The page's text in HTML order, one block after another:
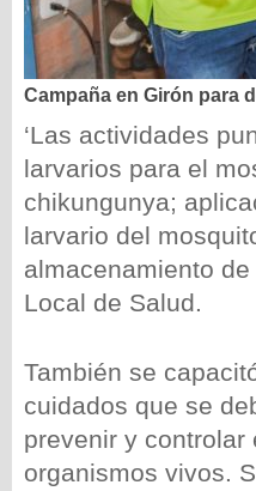
Campaña en Girón para
‘Las actividades
larvarios para el
chikungunya;
larvario del
almacenamiento
Local de Salud.
También se
cuidados que se
prevenir y controlar
organismos vivos.